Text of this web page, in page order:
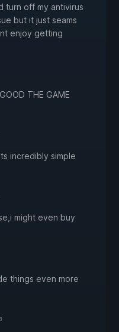
turn off my antivirus
but it just seams
enjoy getting
THE GAME
incredibly simple
might even buy
things even more